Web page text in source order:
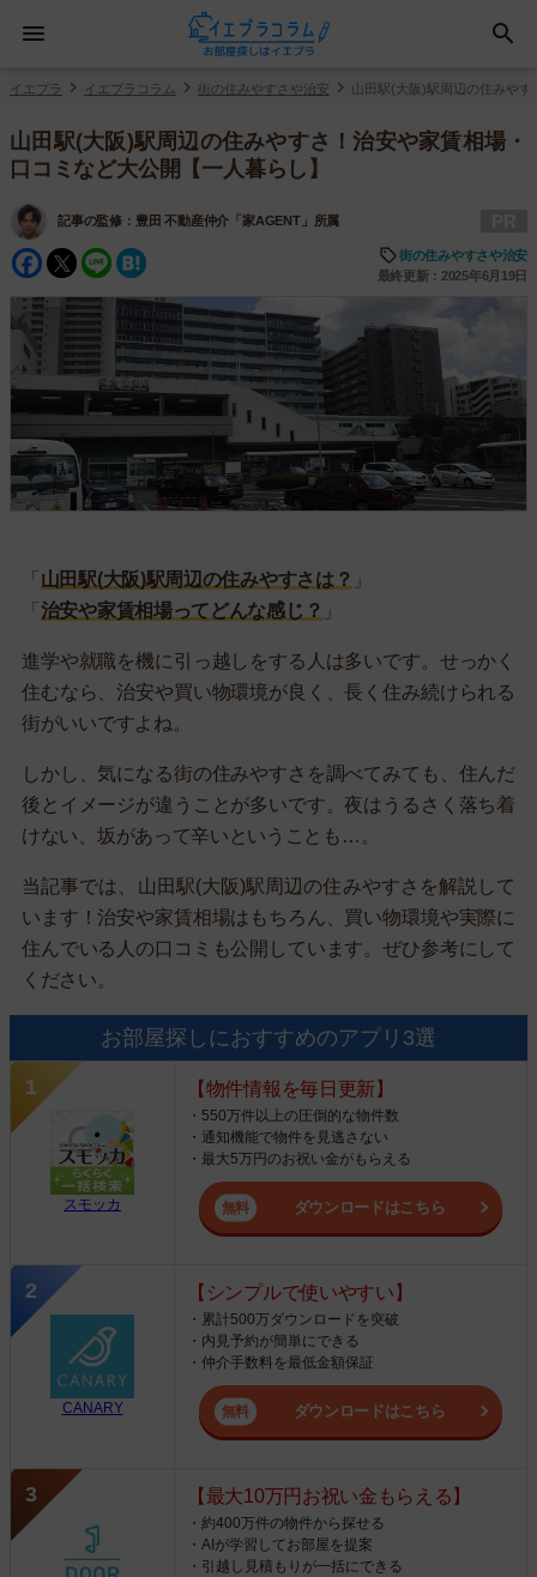
イエプラ イエプラコラム 街の住みやすさや治安 山田駅(大阪)駅周辺の住みや
山田駅(大阪)駅周辺の住みやすさ！治安や家賃相場・
口コミなど大公開【一人暮らし】
記事の監修： 豊田 不動産仲介「家AGENT」所属
Facebook
Twitter
Line
街の住みやすさや治安
最終更新：2025年6月19日
「 山田駅(大阪)駅周辺の住みやすさは？ 」
「 治安や家賃相場ってどんな感じ？ 」
進学や就職を機に引っ越しをする人は多いです。せっかく
住むなら、治安や買い物環境が良く、長く住み続けられる
街がいいですよね。
しかし、気になる街の住みやすさを調べてみても、住んだ
後とイメージが違うことが多いです。夜はうるさく落ち着
けない、坂があって辛いということも…。
当記事では、山田駅(大阪)駅周辺の住みやすさを解説して
います！治安や家賃相場はもちろん、買い物環境や実際に
住んでいる人の口コミも公開しています。ぜひ参考にして
ください。
お部屋探しにおすすめのアプリ3選
スモッカ
【物件情報を毎日更新】
・550万件以上の圧倒的な物件数
・通知機能で物件を見逃さない
・最大5万円のお祝い金がもらえる
ダウンロードはこちら
CANARY
【シンプルで使いやすい】
・累計500万ダウンロードを突破
・内見予約が簡単にできる
・仲介手数料を最低金額保証
ダウンロードはこちら
【最大10万円お祝い金もらえる】
・約400万件の物件から探せる
・AIが学習してお部屋を提案
・引越し見積もりが一括にできる